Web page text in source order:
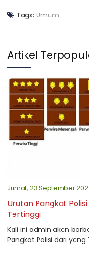
Tags: Umum
Artikel
Jumat, 23 September
Urutan Pangkat
Tertinggi
Kali ini admin akan
Pangkat Polisi dari yang